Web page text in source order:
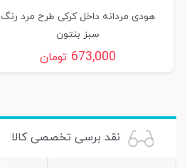
هودی مردانه داخل کرکی طرح مرد رنگ
سبز بنتون
673,000 تومان
نقد برسی تخصصی کالا